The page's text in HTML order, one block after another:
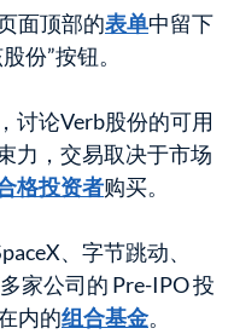
面顶部的表单中留下
份”按钮。
讨论Verb股份的可用
力，交易取决于市场
格投资者购买。
、字节跳动、
家公司的 Pre-IPO 投
内的组合基金。